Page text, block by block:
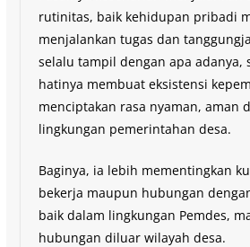
rutinitas, baik kehidupan pribadi
menjalankan tugas dan
selalu tampil dengan apa adanya,
hatinya membuat eksistensi
menciptakan rasa nyaman, aman
lingkungan pemerintahan desa.
Baginya, ia lebih mementingkan
bekerja maupun hubungan
baik dalam lingkungan Pemdes,
hubungan diluar wilayah desa.